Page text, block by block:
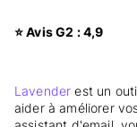
⭐ Avis G2 : 4,9
Lavender est un
aider à améliorer